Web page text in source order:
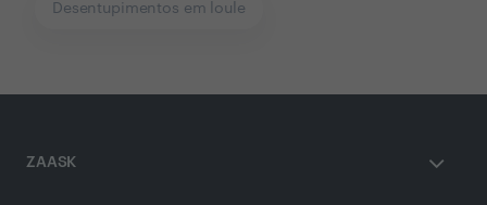
Desentupimentos em loule
ZAASK